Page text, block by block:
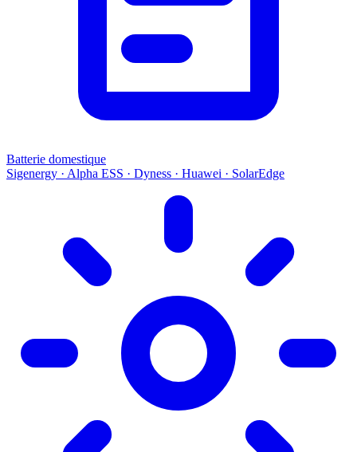
Batterie domestique
Sigenergy · Alpha ESS · Dyness · Huawei · SolarEdge